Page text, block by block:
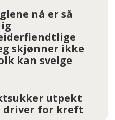
nå er så
skjønner ikke
kan svelge
utpekt
driver for kreft